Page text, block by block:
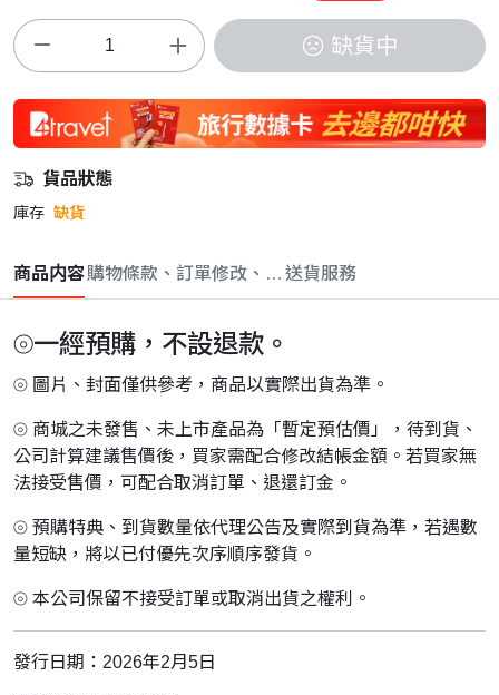
缺貨中
貨品狀態
庫存 缺貨
商品内容購物條款、訂單修改、取消與退款政策
送貨服務
⦾一經預購，不設退款。
⦾ 圖片、封面僅供參考，商品以實際出貨為準。
⦾ 商城之未發售、未上市產品為「暫定預估價」，待到貨、
公司計算建議售價後，買家需配合修改結帳金額。若買家無
法接受售價，可配合取消訂單、退還訂金。
⦾ 預購特典、到貨數量依代理公告及實際到貨為準，若遇數
量短缺，將以已付優先次序順序發貨。
⦾ 本公司保留不接受訂單或取消出貨之權利。
發行日期：2026年2月5日